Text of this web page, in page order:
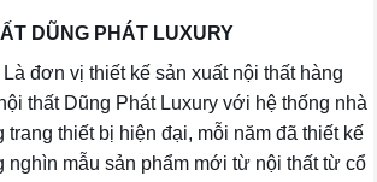
DŨNG PHÁT LUXURY
đơn vị thiết kế sản xuất nội thất hàng
thất Dũng Phát Luxury với hệ thống nhà
trang thiết bị hiện đại, mỗi năm đã thiết kế
nghìn mẫu sản phẩm mới từ nội thất từ cổ